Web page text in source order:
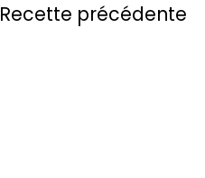
Recette précédente